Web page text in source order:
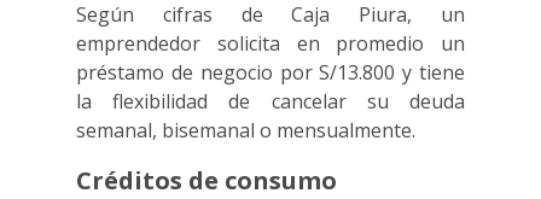
Según cifras de Caja Piura, un
emprendedor solicita en promedio un
préstamo de negocio por S/13.800 y tiene
la flexibilidad de cancelar su deuda
semanal, bisemanal o mensualmente.
Créditos de consumo